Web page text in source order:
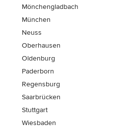
Mönchen­gladbach
München
Neuss
Oberhausen
Oldenburg
Paderborn
Regensburg
Saarbrücken
Stuttgart
Wiesbaden